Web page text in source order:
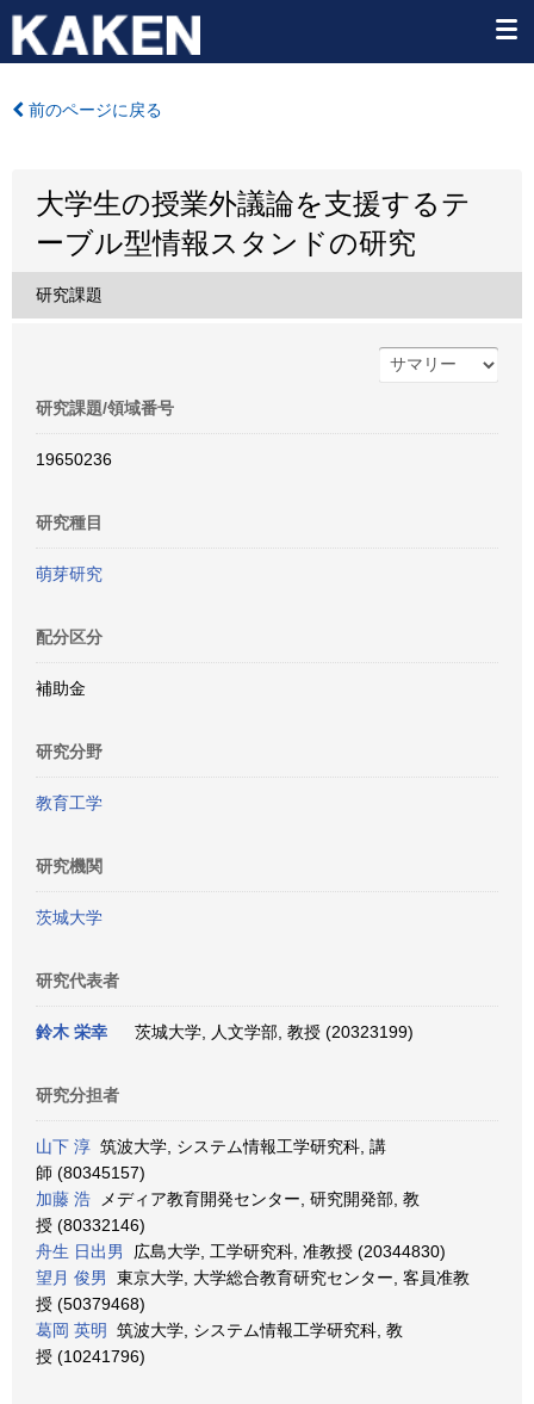
前のページに戻る
大学生の授業外議論を支援するテ
ーブル型情報スタンドの研究
研究課題
研究課題/領域番号
19650236
研究種目
萌芽研究
配分区分
補助金
研究分野
教育工学
研究機関
茨城大学
研究代表者
鈴木 栄幸 茨城大学, 人文学部, 教授 (20323199)
研究分担者
山下 淳 筑波大学, システム情報工学研究科, 講
師 (80345157)
加藤 浩 メディア教育開発センター, 研究開発部, 教
授 (80332146)
舟生 日出男
広島大学, 工学研究科, 准教授 (20344830)
望月 俊男
東京大学, 大学総合教育研究センター, 客員准教
授 (50379468)
葛岡 英明
筑波大学, システム情報工学研究科, 教
授 (10241796)